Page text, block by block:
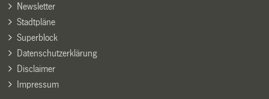
Newsletter
Stadtpläne
Superblock
Datenschutzerklärung
Disclaimer
Impressum